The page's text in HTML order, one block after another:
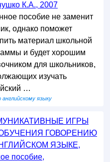
К.А., 2007
пособие не заменит
однако поможет
материал школьной
и будет хорошим
для школьников,
изучать
…
английскому языку
ИГРЫ
ГОВОРЕНИЮ
ЯЗЫКЕ,
пособие,